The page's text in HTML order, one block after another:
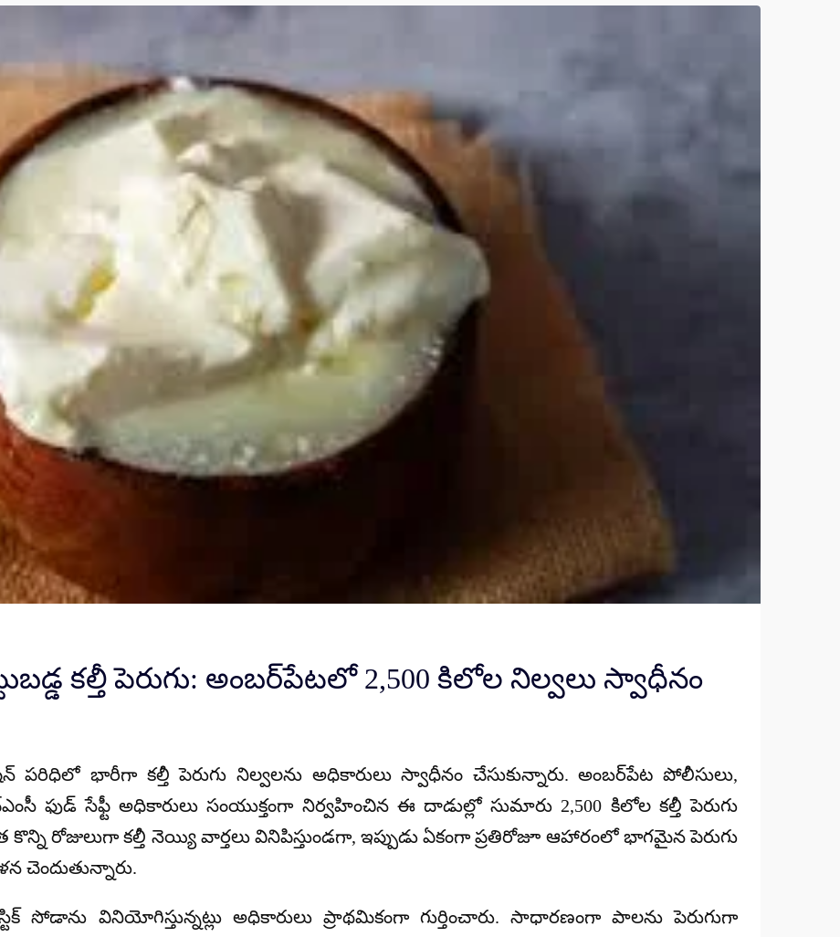
కల్తీ పెరుగు: అంబర్‌పేటలో 2,500 కిలోల నిల్వలు స్వాధీనం
భారీగా కల్తీ పెరుగు నిల్వలను అధికారులు స్వాధీనం చేసుకున్నారు. అంబర్‌పేట పోలీసులు,
సేఫ్టీ అధికారులు సంయుక్తంగా నిర్వహించిన ఈ దాడుల్లో సుమారు 2,500 కిలోల కల్తీ పెరుగు
కొన్ని రోజులుగా కల్తీ నెయ్యి వార్తలు వినిపిస్తుండగా, ఇప్పుడు ఏకంగా ప్రతిరోజూ ఆహారంలో భాగమైన పెరుగు
చెందుతున్నారు.
సోడాను వినియోగిస్తున్నట్లు అధికారులు ప్రాథమికంగా గుర్తించారు. సాధారణంగా పాలను పెరుగుగా